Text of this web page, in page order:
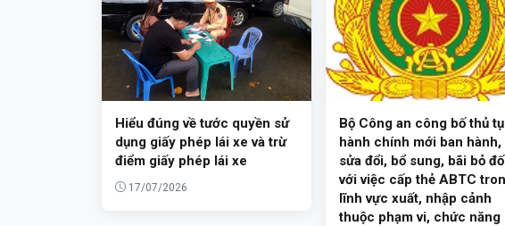
Hiểu đúng về tước quyền sử
dụng giấy phép lái xe và trừ
điểm giấy phép lái xe
17/07/2026
Bộ Công an công bố thủ
hành chính mới ban hành,
sửa đổi, bổ sung, bãi bỏ
với việc cấp thẻ ABTC
lĩnh vực xuất, nhập cảnh
thuộc phạm vi, chức năng